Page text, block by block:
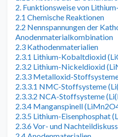
2. Funktionsweise von
2.1 Chemische Reaktionen
2.2 Nennspannungen der
Anodenmaterialkombination
2.3 Kathodenmaterialien
2.3.1 Lithium-Kobaltdioxid
2.3.2 Lithium-Nickeldioxid
2.3.3 Metalloxid-
2.3.3.1 NMC-Stoffsysteme
2.3.3.2 NCA-Stoffsysteme
2.3.4 Manganspinell
2.3.5 Lithium-Eisenphosphat
2.3.6 Vor- und